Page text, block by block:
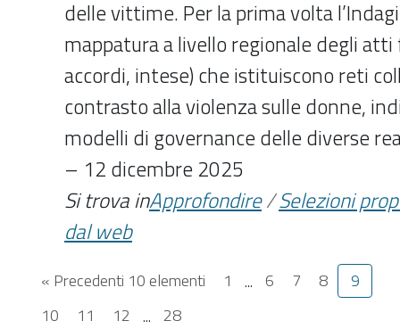
delle vittime. Per la prima volta
mappatura a livello regionale degli
accordi, intese) che istituiscono reti
contrasto alla violenza sulle donne,
modelli di governance delle diverse
– 12 dicembre 2025
Si trova inApprofondire/Selezioni
dal web
« Precedenti 10 elementi 1 ... 6 7 8
9
10
11 12 ... 28